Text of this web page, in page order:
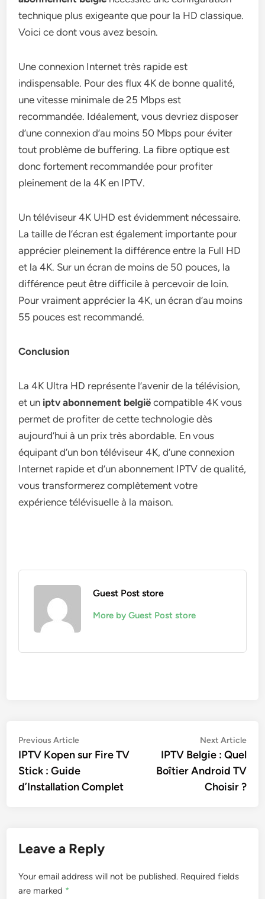
technique plus exigeante que pour la HD classique.
Voici ce dont vous avez besoin.
Une connexion Internet très rapide est
indispensable. Pour des flux 4K de bonne qualité,
une vitesse minimale de 25 Mbps est
recommandée. Idéalement, vous devriez disposer
d’une connexion d’au moins 50 Mbps pour éviter
tout problème de buffering. La fibre optique est
donc fortement recommandée pour profiter
pleinement de la 4K en IPTV.
Un téléviseur 4K UHD est évidemment nécessaire.
La taille de l’écran est également importante pour
apprécier pleinement la différence entre la Full HD
et la 4K. Sur un écran de moins de 50 pouces, la
différence peut être difficile à percevoir de loin.
Pour vraiment apprécier la 4K, un écran d’au moins
55 pouces est recommandé.
Conclusion
La 4K Ultra HD représente l’avenir de la télévision,
et un iptv abonnement belgië compatible 4K vous
permet de profiter de cette technologie dès
aujourd’hui à un prix très abordable. En vous
équipant d’un bon téléviseur 4K, d’une connexion
Internet rapide et d’un abonnement IPTV de qualité,
vous transformerez complètement votre
expérience télévisuelle à la maison.
Guest Post store
More by Guest Post store
Post
navigation
Previous ArticlePrevious
article:
IPTV Kopen sur Fire TV
Stick : Guide
d’Installation Complet
Next Article
IPTV Belgie : Quel
Boîtier Android TV
Choisir ?
Leave a Reply
Your email address will not be published. Required fields
are marked *